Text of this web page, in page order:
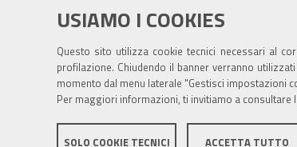
USIAMO I COOKIES
Questo sito utilizza cookie tecnici necessari al
profilazione. Chiudendo il banner verranno
momento dal menu laterale "Gestisci impostazioni
Per maggiori informazioni, ti invitiamo a consultare
SOLO COOKIE TECNICI ACCETTA TUTTO
Tel. 059208111 -URP
Contabilità speciale Banca d'Italia:
IT75Q 01000 04306 TU00 0001 3855
Fatt. elettronica - Cod. univoco: XECKYI